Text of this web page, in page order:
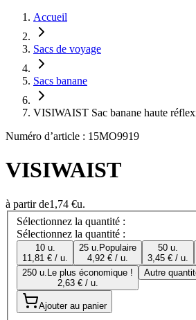
Accueil
Sacs de voyage
Sacs banane
VISIWAIST Sac banane haute
Numéro d’article : 15MO9919
VISIWAIST
à partir de1,74 €u.
Sélectionnez la quantité :
Sélectionnez la quantité :
10 u.
11,81 € / u.
25 u. Populaire
4,92 € / u.
50 u.
3,45 € / u.
250 u. Le plus économique !
2,63 € / u.
Autre
Ajouter au panier